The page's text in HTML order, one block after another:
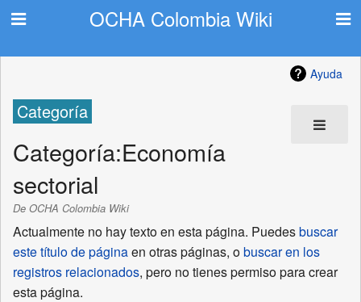
OCHA Colombia Wiki
Ayuda
Categoría
Categoría:Economía
sectorial
De OCHA Colombia Wiki
Actualmente no hay texto en esta página. Puedesbuscar
este título de páginaen otras páginas, obuscar en los
registros relacionados, pero no tienes permiso para crear
esta página.